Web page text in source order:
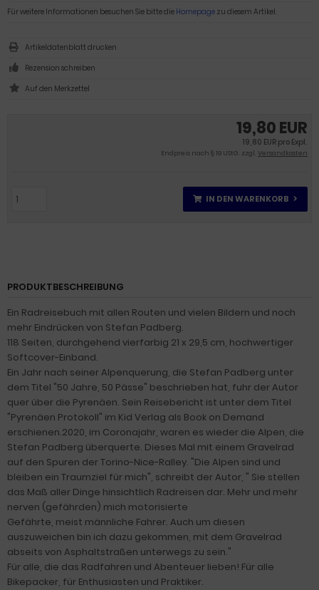
19,80 EUR
19,80 EUR pro Expl.
Endpreis nach § 19 UStG. zzgl. Versandkosten
IN DEN WARENKORB
Für weitere Informationen besuchen Sie bitte die Homepage zu diesem Artikel.
Artikeldatenblatt drucken
Rezension schreiben
PRODUKTBESCHREIBUNG
Ein Radreisebuch mit allen Routen und vielen Bildern und noch
mehr Eindrücken von Stefan Padberg.
118 Seiten, durchgehend vierfarbig 21 x 29,5 cm, hochwertiger
Softcover-Einband.
Ein Jahr nach seiner Alpenquerung, die Stefan Padberg unter
dem Titel "50 Jahre, 50 Pässe" beschrieben hat, fuhr der Autor
quer über die Pyrenäen. Sein Reisebericht ist unter dem Titel
"Pyrenäen Protokoll" im Kid Verlag als Book on Demand
erschienen.2020, im Coronajahr, waren es wieder die Alpen, die
Stefan Padberg überquerte. Dieses Mal mit einem Gravelrad
auf den Spuren der Torino-Nice-Ralley. "Die Alpen sind und
bleiben ein Traumziel für mich", schreibt der Autor, " Sie stellen
das Maß aller Dinge hinsichtlich Radreisen dar. Mehr und mehr
nerven (gefährden) mich motorisierte
Gefährte, meist männliche Fahrer. Auch um diesen
auszuweichen bin ich dazu gekommen, mit dem Gravelrad
abseits von Asphaltstraßen unterwegs zu sein."
Für alle, die das Radfahren und Abenteuer lieben! Für alle
Bikepacker, für Enthusiasten und Praktiker.